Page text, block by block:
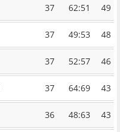
37 62:51 49
37 49:53 48
37 52:57 46
37 64:69 43
36 48:63 43